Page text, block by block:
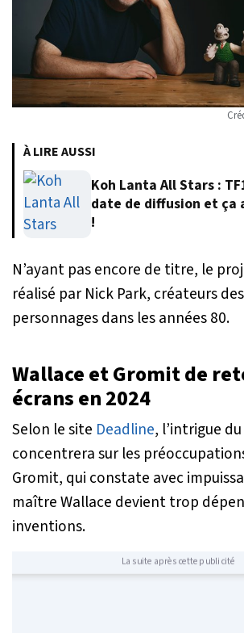
À LIRE AUSSI
Koh Lanta All Stars :
date de diffusion et
!
N’ayant pas encore de titre, le
réalisé par Nick Park, créateurs
personnages dans les années 80.
Wallace et Gromit de
écrans en 2024
Selon le site Deadline, l’intrigue
concentrera sur les
Gromit, qui constate avec
maître Wallace devient trop
inventions.
La suite après cette publicité